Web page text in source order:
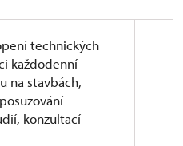
technických
každodenní
na stavbách,
konzultací